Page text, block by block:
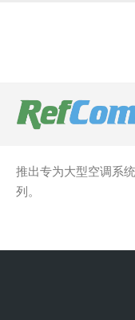
推出专为大型空调系
列。